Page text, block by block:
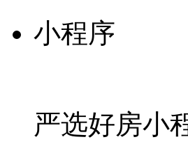
小程序
严选好房小